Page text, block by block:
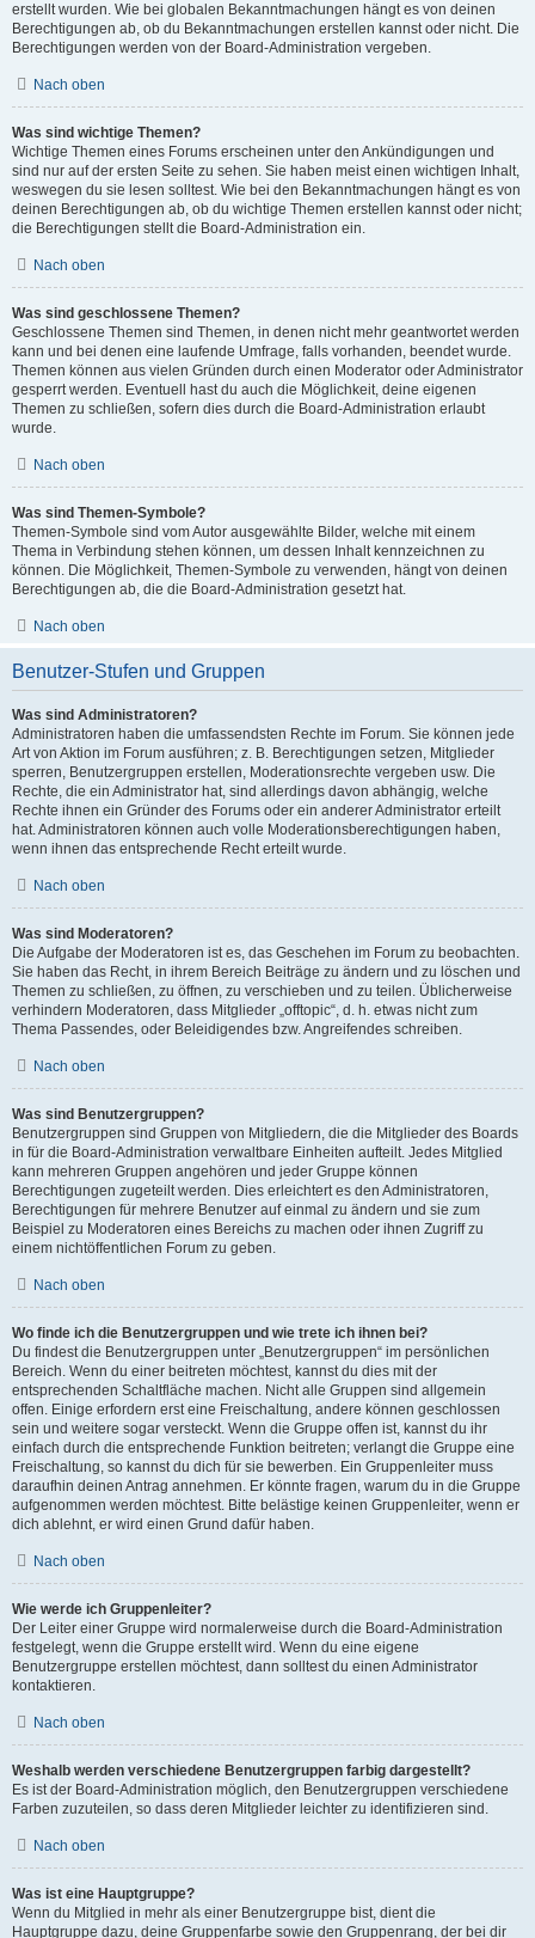
erstellt wurden. Wie bei globalen Bekanntmachungen hängt es von deinen
Berechtigungen ab, ob du Bekanntmachungen erstellen kannst oder nicht. Die
Berechtigungen werden von der Board-Administration vergeben.
Nach oben
Was sind wichtige Themen?
Wichtige Themen eines Forums erscheinen unter den Ankündigungen und
sind nur auf der ersten Seite zu sehen. Sie haben meist einen wichtigen Inhalt,
weswegen du sie lesen solltest. Wie bei den Bekanntmachungen hängt es von
deinen Berechtigungen ab, ob du wichtige Themen erstellen kannst oder nicht;
die Berechtigungen stellt die Board-Administration ein.
Nach oben
Was sind geschlossene Themen?
Geschlossene Themen sind Themen, in denen nicht mehr geantwortet werden
kann und bei denen eine laufende Umfrage, falls vorhanden, beendet wurde.
Themen können aus vielen Gründen durch einen Moderator oder Administrator
gesperrt werden. Eventuell hast du auch die Möglichkeit, deine eigenen
Themen zu schließen, sofern dies durch die Board-Administration erlaubt
wurde.
Nach oben
Was sind Themen-Symbole?
Themen-Symbole sind vom Autor ausgewählte Bilder, welche mit einem
Thema in Verbindung stehen können, um dessen Inhalt kennzeichnen zu
können. Die Möglichkeit, Themen-Symbole zu verwenden, hängt von deinen
Berechtigungen ab, die die Board-Administration gesetzt hat.
Nach oben
Benutzer-Stufen und Gruppen
Was sind Administratoren?
Administratoren haben die umfassendsten Rechte im Forum. Sie können jede
Art von Aktion im Forum ausführen; z. B. Berechtigungen setzen, Mitglieder
sperren, Benutzergruppen erstellen, Moderationsrechte vergeben usw. Die
Rechte, die ein Administrator hat, sind allerdings davon abhängig, welche
Rechte ihnen ein Gründer des Forums oder ein anderer Administrator erteilt
hat. Administratoren können auch volle Moderationsberechtigungen haben,
wenn ihnen das entsprechende Recht erteilt wurde.
Nach oben
Was sind Moderatoren?
Die Aufgabe der Moderatoren ist es, das Geschehen im Forum zu beobachten.
Sie haben das Recht, in ihrem Bereich Beiträge zu ändern und zu löschen und
Themen zu schließen, zu öffnen, zu verschieben und zu teilen. Üblicherweise
verhindern Moderatoren, dass Mitglieder „offtopic“, d. h. etwas nicht zum
Thema Passendes, oder Beleidigendes bzw. Angreifendes schreiben.
Nach oben
Was sind Benutzergruppen?
Benutzergruppen sind Gruppen von Mitgliedern, die die Mitglieder des Boards
in für die Board-Administration verwaltbare Einheiten aufteilt. Jedes Mitglied
kann mehreren Gruppen angehören und jeder Gruppe können
Berechtigungen zugeteilt werden. Dies erleichtert es den Administratoren,
Berechtigungen für mehrere Benutzer auf einmal zu ändern und sie zum
Beispiel zu Moderatoren eines Bereichs zu machen oder ihnen Zugriff zu
einem nichtöffentlichen Forum zu geben.
Nach oben
Wo finde ich die Benutzergruppen und wie trete ich ihnen bei?
Du findest die Benutzergruppen unter „Benutzergruppen“ im persönlichen
Bereich. Wenn du einer beitreten möchtest, kannst du dies mit der
entsprechenden Schaltfläche machen. Nicht alle Gruppen sind allgemein
offen. Einige erfordern erst eine Freischaltung, andere können geschlossen
sein und weitere sogar versteckt. Wenn die Gruppe offen ist, kannst du ihr
einfach durch die entsprechende Funktion beitreten; verlangt die Gruppe eine
Freischaltung, so kannst du dich für sie bewerben. Ein Gruppenleiter muss
daraufhin deinen Antrag annehmen. Er könnte fragen, warum du in die Gruppe
aufgenommen werden möchtest. Bitte belästige keinen Gruppenleiter, wenn er
dich ablehnt, er wird einen Grund dafür haben.
Nach oben
Wie werde ich Gruppenleiter?
Der Leiter einer Gruppe wird normalerweise durch die Board-Administration
festgelegt, wenn die Gruppe erstellt wird. Wenn du eine eigene
Benutzergruppe erstellen möchtest, dann solltest du einen Administrator
kontaktieren.
Nach oben
Weshalb werden verschiedene Benutzergruppen farbig dargestellt?
Es ist der Board-Administration möglich, den Benutzergruppen verschiedene
Farben zuzuteilen, so dass deren Mitglieder leichter zu identifizieren sind.
Nach oben
Was ist eine Hauptgruppe?
Wenn du Mitglied in mehr als einer Benutzergruppe bist, dient die
Hauptgruppe dazu, deine Gruppenfarbe sowie den Gruppenrang, der bei dir